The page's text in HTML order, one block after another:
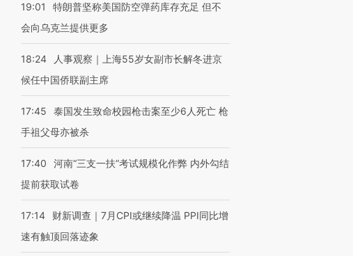
19:01
特朗普坚称美国防空弹药库存充足 但不
会向乌克兰提供更多
18:24
人事观察｜上海55岁女副市长解冬进京
候任中国侨联副主席
17:45
泰国发生致命校园枪击案至少6人死亡 枪
手祖父母亦被杀
17:40
河南“三支一扶”考试规模化作弊 内外勾结
提前获取试卷
17:14
财新调查｜7月CPI或继续降温 PPI同比增
速有触顶回落迹象